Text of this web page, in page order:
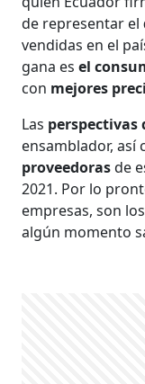
de representar el
vendidas en el
gana esel
con mejores
Las perspectivas
ensamblador, así
proveedorasde
2021. Por lo
empresas, son los
algún momento